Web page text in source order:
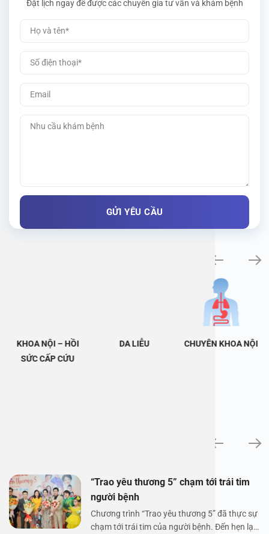
Đặt lịch ngay để được các chuyên gia tư vấn và khám bệnh
KHOA NỘI – HỒI
SỨC CẤP CỨU
DA LIỄU CHUYÊN KHOA NỘI
“Trao yêu thương 5” chạm tới trái tim
người bệnh
Chương trình “Trao yêu thương 5” đã thực sự
chạm tới trái tim của người bệnh. Đến hẹn lại